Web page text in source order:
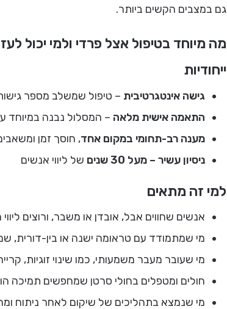
גם במצבים הקשים ביותר.
מה מיוחד בטיפול אצל פרדי ולמי יכול
ייחודיות
גישה אינטגרטיבית – טיפול שמשלב מספר
התאמה אישית מלאה – המסלול נבנה במיוחד
מענה רב-תחומי במקום אחד, חוסך זמן
ניסיון עשיר – מעל 30 שנים
של ליווי אנשים
למי זה מתאים
אנשים שחווים אבל, אובדן או משבר, ורוצים
מי שמתמודד עם טראומה ישנה או בין-דורית,
מי שעובר מעבר משמעותי, כמו שינוי זוגיות,
חולים ומטפלים בחולי סרטן שמחפשים תמיכה
מי שנמצא בתהליכים של שיקום לאחר ניתוח